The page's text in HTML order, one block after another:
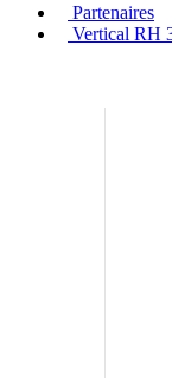
Partenaires
Vertical RH